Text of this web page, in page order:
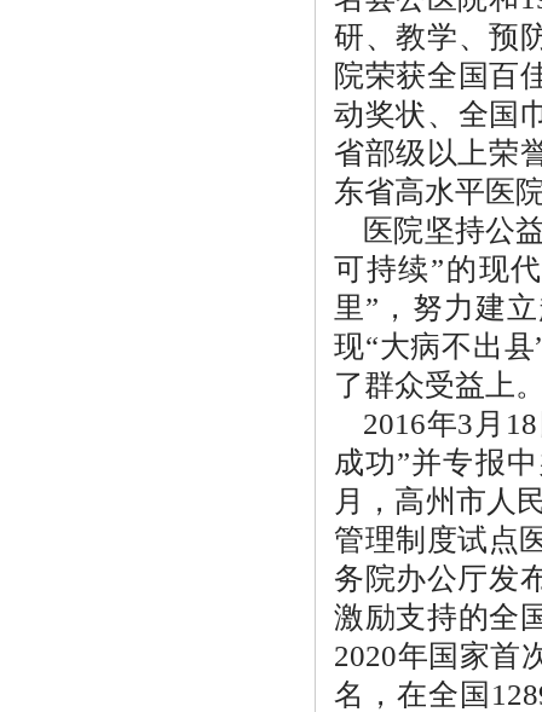
研、教学、预
院荣获全国百
动奖状、全国
省部级以上荣
东省高水平医
医院坚持公
可持续”的现
里”，努力建
现“大病不出
了群众受益上
2016年3月
成功”并专报
月，高州市人
管理制度试点
务院办公厅发
激励支持的全
2020年国家首
名，在全国